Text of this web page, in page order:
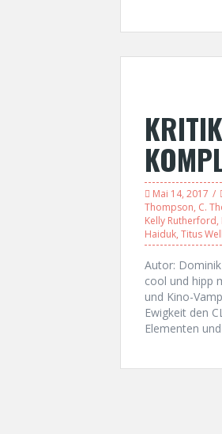
Mai 14, 2017
Thompson, C.
Kelly Rutherford,
Haiduk, Titus
Autor:
cool und hipp
und Kino-
Ewigkeit den
Elementen